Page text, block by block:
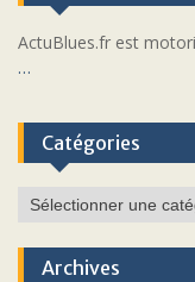
ActuBlues.fr est
…
Catégories
Catégories
Archives